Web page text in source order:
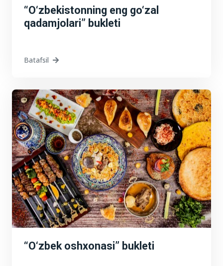
“O‘zbekistonning eng go‘zal
qadamjolari” bukleti
Batafsil
“O‘zbek oshxonasi” bukleti